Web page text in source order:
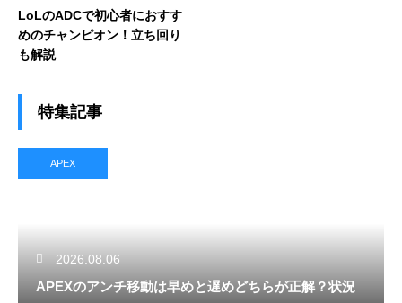
LoLのADCで初心者におすす
めのチャンピオン！立ち回り
も解説
特集記事
APEX
2026.08.06
APEXのアンチ移動は早めと遅めどちらが正解？状況